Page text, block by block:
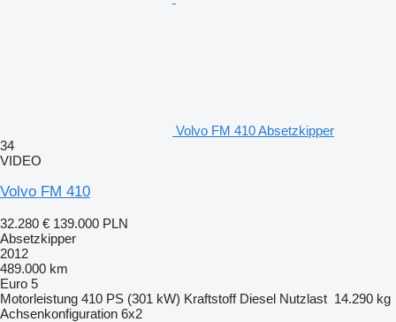
Volvo FM 410 Absetzkipper
34
VIDEO
Volvo FM 410
32.280 € 139.000 PLN
Absetzkipper
2012
489.000 km
Euro 5
Motorleistung 410 PS (301 kW) Kraftstoff Diesel Nutzlast 14.290 kg
Achsenkonfiguration 6x2